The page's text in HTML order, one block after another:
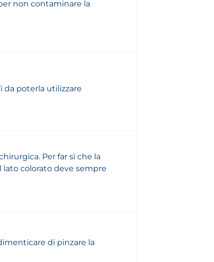
non contaminare la
da poterla utilizzare
Per far sì che la
lato colorato deve sempre
di pinzare la